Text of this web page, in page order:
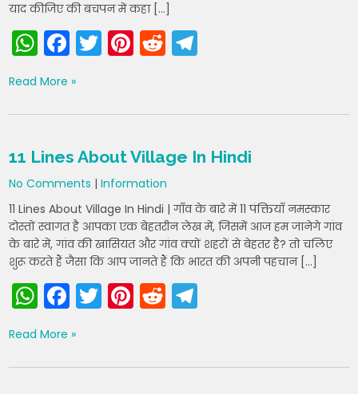
याद कीजिए की बचपन में कहा […]
W
h
a
ts
A
p
p
F
a
c
e
b
o
o
k
T
w
er
Pi
nt
e
st
R
e
di
t
gr
a
m
Read More »
11 Lines About Village In Hindi
No Comments |Information
11 Lines About Village In Hindi | गाँव के बारे में 11 पंक्तियाँ नमस्कार
दोस्तों स्वागत है आपका एक बेहतरीन लेख में, जिसमें आज हम जानेगे गांव
के बारे में, गांव की खासियत और गांव क्यों शहरों से बेहतर है? तो चलिए
शुरू करते हैं जैसा कि आप जानते हैं कि भारत की अपनी पहचान […]
W
h
a
ts
F
a
c
e
T
w
er
Pi
nt
e
R
e
di gr
Read More »